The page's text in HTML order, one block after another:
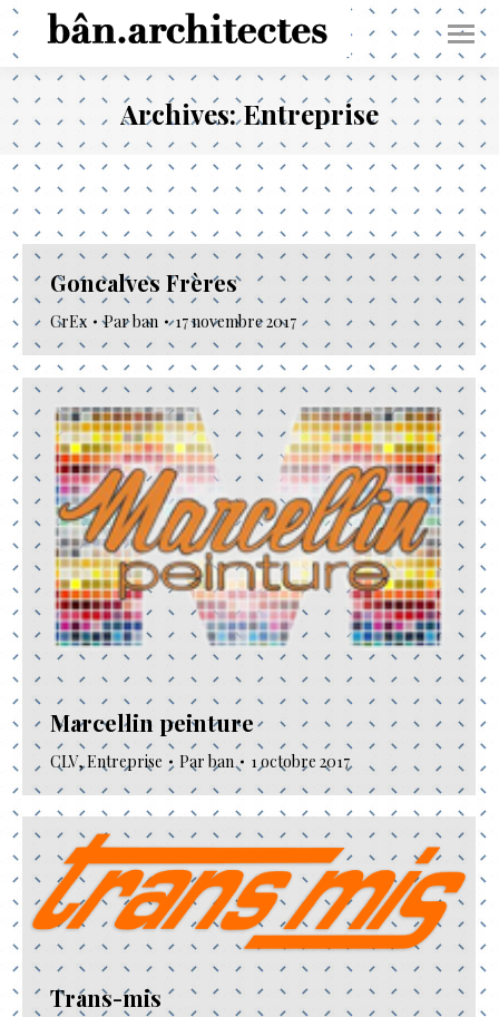
Archives:Entreprise
Goncalves Frères
CrEx Parban 17 novembre 2017
Marcellin peinture
CLV,Entreprise Par ban 1 octobre 2017
Trans-mis